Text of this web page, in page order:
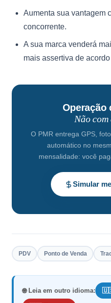
Aumenta sua vantagem
concorrente.
A sua marca venderá
mais assertiva de
Operação
Não com
O PMR entrega GPS,
automático no
mensalidade: você
Simular
PDV Ponto de Venda
🌐 Leia em outro idioma: